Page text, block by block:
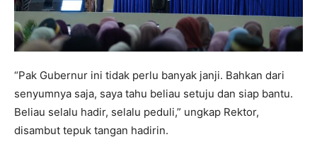
“Pak Gubernur ini tidak perlu banyak janji. Bahkan dari
senyumnya saja, saya tahu beliau setuju dan siap bantu.
Beliau selalu hadir, selalu peduli,” ungkap Rektor,
disambut tepuk tangan hadirin.